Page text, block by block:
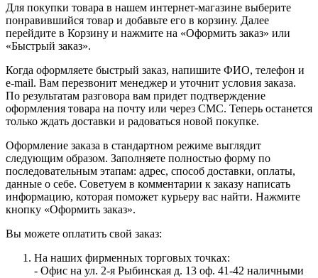
Для покупки товара в нашем интернет-магазине выберите
понравившийся товар и добавьте его в корзину. Далее
перейдите в Корзину и нажмите на «Оформить заказ» или
«Быстрый заказ».
Когда оформляете быстрый заказ, напишите ФИО, телефон и
e-mail. Вам перезвонит менеджер и уточнит условия заказа.
По результатам разговора вам придет подтверждение
оформления товара на почту или через СМС. Теперь останется
только ждать доставки и радоваться новой покупке.
Оформление заказа в стандартном режиме выглядит
следующим образом. Заполняете полностью форму по
последовательным этапам: адрес, способ доставки, оплаты,
данные о себе. Советуем в комментарии к заказу написать
информацию, которая поможет курьеру вас найти. Нажмите
кнопку «Оформить заказ».
Вы можете оплатить свой заказ:
На наших фирменных торговых точках:
- Офис на ул. 2-я Рыбинская д. 13 оф. 41-42 наличными